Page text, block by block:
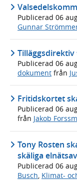
Publicerad 06
Gunnar
Tilläggsdirektiv
Publicerad 06
dokument från
Fritidskortet
Publicerad 06
från Jakob
Tony Rosten
skäliga
Publicerad 06
Busch, Klimat-